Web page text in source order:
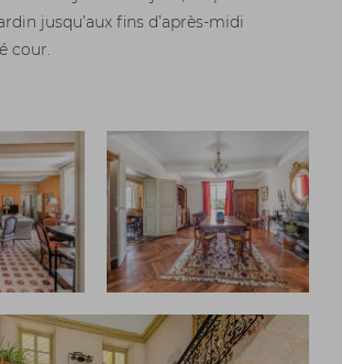
jusqu’aux fins d’après-midi
cour.